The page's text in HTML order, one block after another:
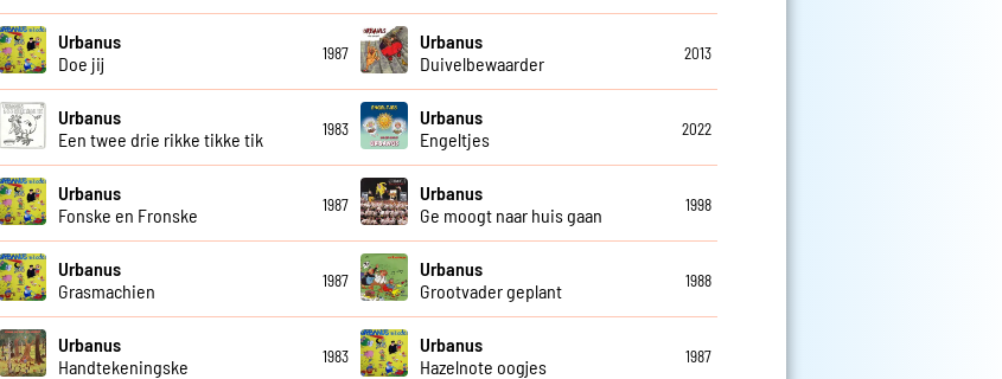
Urbanus
Doe jij
1987
Urbanus
Duivelbewaarder
2013
Urbanus
Een twee drie rikke tikke tik
1983
Urbanus
Engeltjes
2022
Urbanus
Fonske en Fronske
1987
Urbanus
Ge moogt naar huis gaan
1998
Urbanus
Grasmachien
1987
Urbanus
Grootvader geplant
1988
Urbanus
Handtekeningske
1983
Urbanus
Hazelnote oogjes
1987